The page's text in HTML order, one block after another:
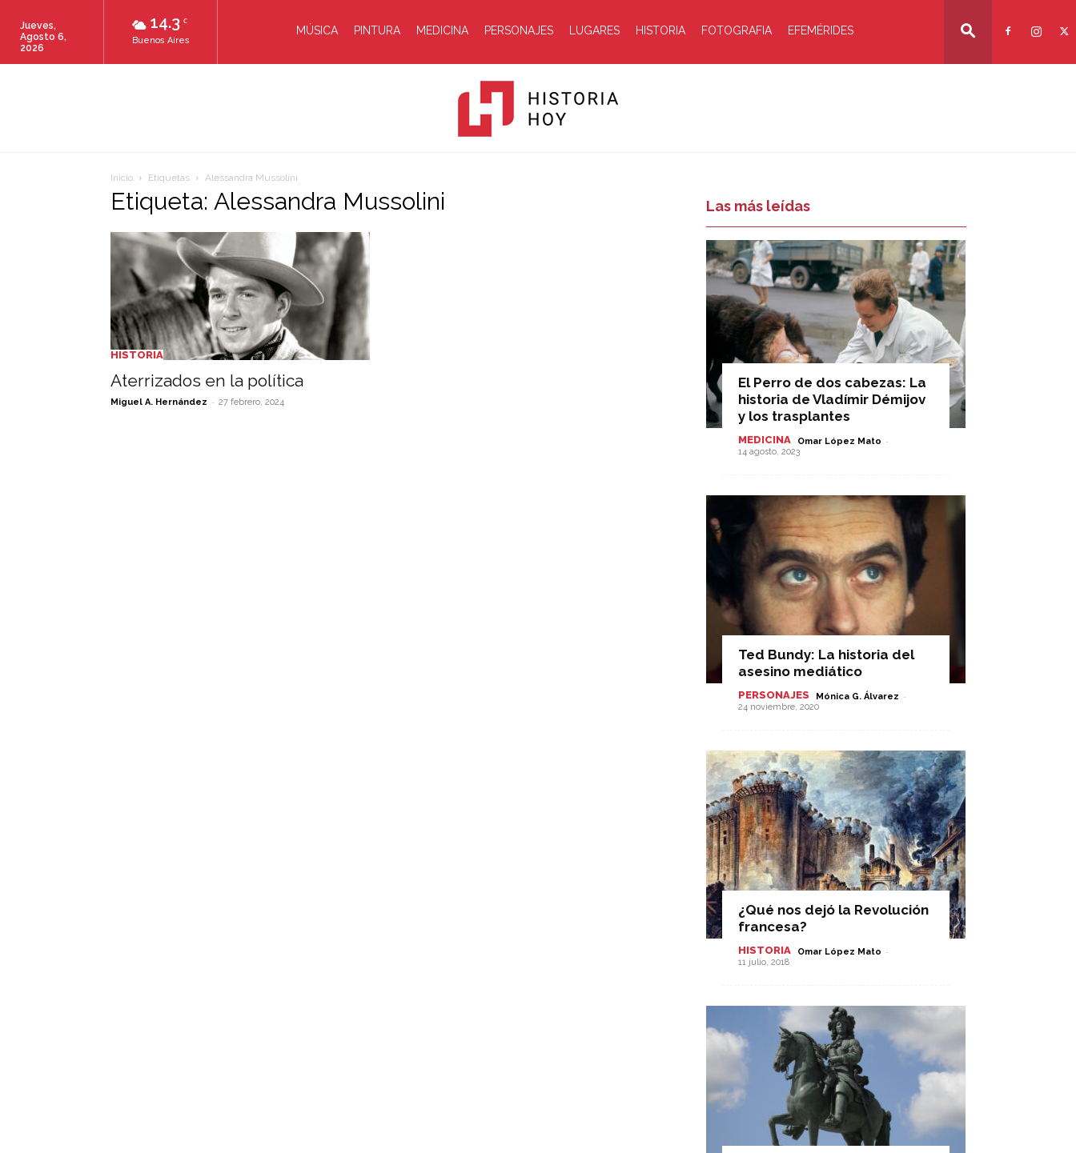
14.3 C
Buenos Aires
Jueves,
Agosto 6,
2026
MÚSICA PINTURA MEDICINA PERSONAJES LUGARES HISTORIA FOTOGRAFIA EFEMÉRIDES
Inicio Etiquetas Alessandra Mussolini
Etiqueta: Alessandra Mussolini
HISTORIA
Aterrizados en la política
Miguel A. Hernández - 27 febrero, 2024
Las más leídas
El Perro de dos cabezas: La
historia de Vladímir Démijov
y los trasplantes
MEDICINA Omar López Mato -
14 agosto, 2023
Ted Bundy: La historia del
asesino mediático
PERSONAJES Mónica G. Álvarez -
24 noviembre, 2020
¿Qué nos dejó la Revolución
francesa?
HISTORIA Omar López Mato -
11 julio, 2018